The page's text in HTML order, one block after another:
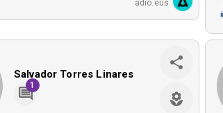
adio.eus
Salvador Torres Linares
1